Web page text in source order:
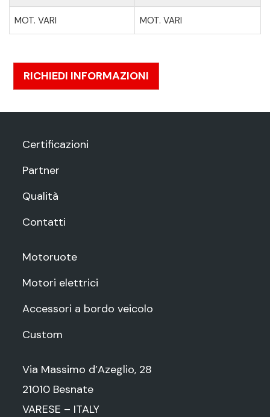
MOT. VARI MOT. VARI
RICHIEDI INFORMAZIONI
Certificazioni
Partner
Qualità
Contatti
Motoruote
Motori elettrici
Accessori a bordo veicolo
Custom
Via Massimo d’Azeglio, 28
21010 Besnate
VARESE – ITALY